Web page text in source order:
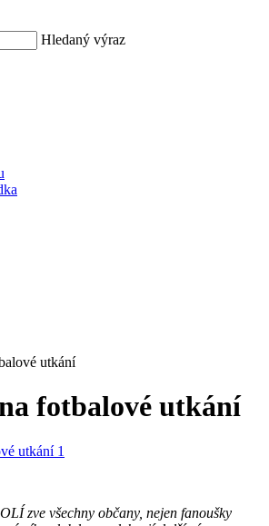
Hledaný výraz
utkání
fotbalové utkání
zve všechny občany, nejen fanoušky